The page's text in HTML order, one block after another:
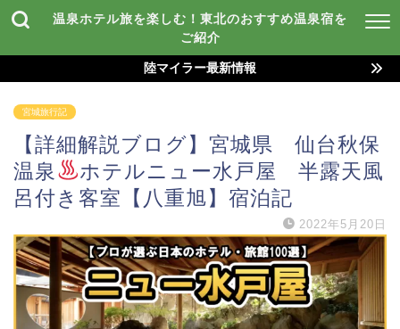
温泉ホテル旅を楽しむ！東北のおすすめ温泉宿を
ご紹介
陸マイラー最新情報
宮城旅行記
【詳細解説ブログ】宮城県 仙台秋保
温泉
ホテルニュー水戸屋 半露天風
呂付き客室【八重旭】宿泊記
2022年5月20日